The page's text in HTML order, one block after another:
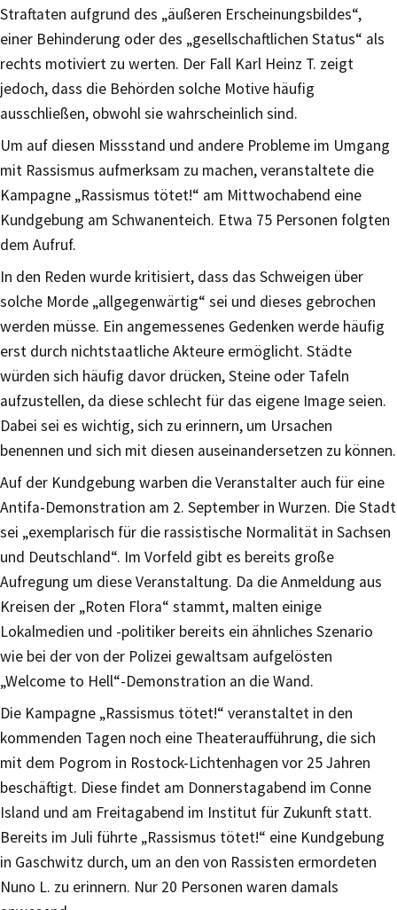
Straftaten aufgrund des „äußeren Erscheinungsbildes“,
einer Behinderung oder des „gesellschaftlichen Status“ als
rechts motiviert zu werten. Der Fall Karl Heinz T. zeigt
jedoch, dass die Behörden solche Motive häufig
ausschließen, obwohl sie wahrscheinlich sind.
Um auf diesen Missstand und andere Probleme im Umgang
mit Rassismus aufmerksam zu machen, veranstaltete die
Kampagne „Rassismus tötet!“ am Mittwochabend eine
Kundgebung am Schwanenteich. Etwa 75 Personen folgten
dem Aufruf.
In den Reden wurde kritisiert, dass das Schweigen über
solche Morde „allgegenwärtig“ sei und dieses gebrochen
werden müsse. Ein angemessenes Gedenken werde häufig
erst durch nichtstaatliche Akteure ermöglicht. Städte
würden sich häufig davor drücken, Steine oder Tafeln
aufzustellen, da diese schlecht für das eigene Image seien.
Dabei sei es wichtig, sich zu erinnern, um Ursachen
benennen und sich mit diesen auseinandersetzen zu können.
Auf der Kundgebung warben die Veranstalter auch für eine
Antifa-Demonstration am 2. September in Wurzen. Die Stadt
sei „exemplarisch für die rassistische Normalität in Sachsen
und Deutschland“. Im Vorfeld gibt es bereits große
Aufregung um diese Veranstaltung. Da die Anmeldung aus
Kreisen der „Roten Flora“ stammt, malten einige
Lokalmedien und -politiker bereits ein ähnliches Szenario
wie bei der von der Polizei gewaltsam aufgelösten
„Welcome to Hell“-Demonstration an die Wand.
Die Kampagne „Rassismus tötet!“ veranstaltet in den
kommenden Tagen noch eine Theateraufführung, die sich
mit dem Pogrom in Rostock-Lichtenhagen vor 25 Jahren
beschäftigt. Diese findet am Donnerstagabend im Conne
Island und am Freitagabend im Institut für Zukunft statt.
Bereits im Juli führte „Rassismus tötet!“ eine Kundgebung
in Gaschwitz durch, um an den von Rassisten ermordeten
Nuno L. zu erinnern. Nur 20 Personen waren damals